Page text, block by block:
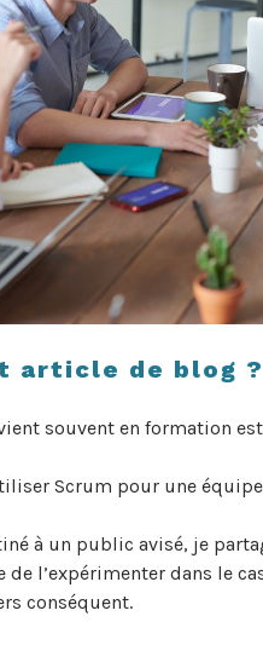
article de blog ?
souvent en formation
Scrum pour une équipe
à un public avisé, je
l’expérimenter dans le
conséquent.